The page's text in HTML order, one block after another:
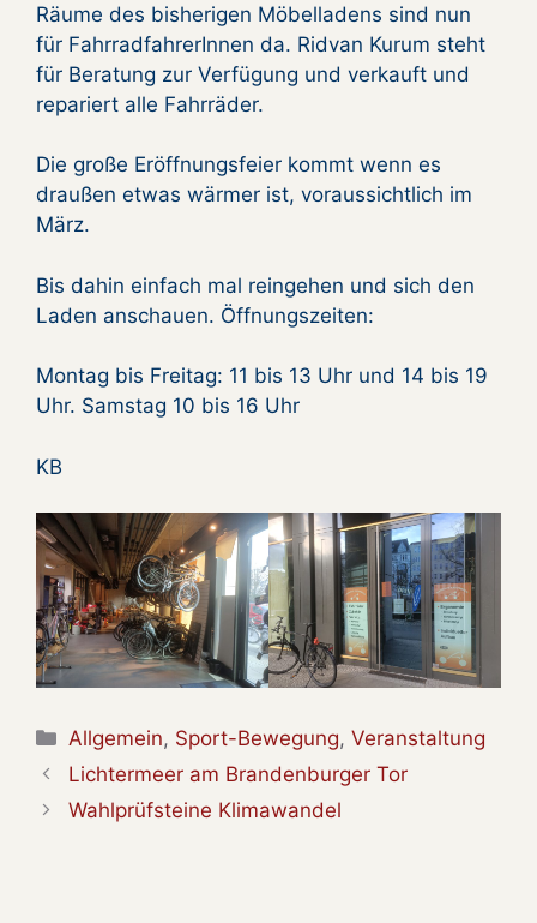
Räume des bisherigen Möbelladens sind nun
für FahrradfahrerInnen da. Ridvan Kurum steht
für Beratung zur Verfügung und verkauft und
repariert alle Fahrräder.
Die große Eröffnungsfeier kommt wenn es
draußen etwas wärmer ist, voraussichtlich im
März.
Bis dahin einfach mal reingehen und sich den
Laden anschauen. Öffnungszeiten:
Montag bis Freitag: 11 bis 13 Uhr und 14 bis 19
Uhr. Samstag 10 bis 16 Uhr
KB
Kategorien
Allgemein, Sport-Bewegung,Veranstaltung
Lichtermeer am Brandenburger Tor
Wahlprüfsteine Klimawandel